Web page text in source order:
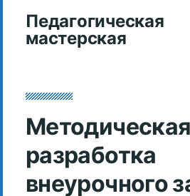
Педагогическая
мастерская
Методическая
разработка
внеурочного